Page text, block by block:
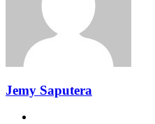
Jemy Saputera